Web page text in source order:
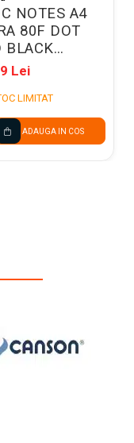
NOTES A4
80F DOT
BLACK
185039C
Lei
LIMITAT
ADAUGA IN COS